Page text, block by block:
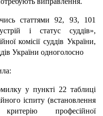
статтями 92, 93, 101
і статус суддів»,
комісії суддів України,
України одноголосно
у пункті 22 таблиці
іспиту (встановлення
професійної